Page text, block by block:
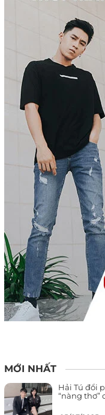
MỚI NHẤT
Hải Tú đổi
“nàng thơ”